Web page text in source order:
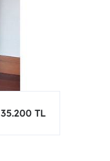
35.200 TL